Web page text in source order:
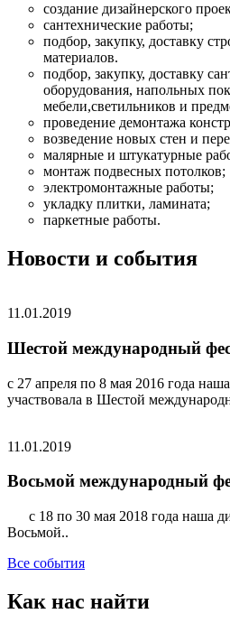
создание дизайнерского
сантехнические работы;
подбор, закупку, доставку
материалов.
подбор, закупку, доставку
оборудования, напольных
мебели,светильников и
проведение демонтажа
возведение новых стен и
малярные и штукатурные
монтаж подвесных потолков;
электромонтажные работы;
укладку плитки, ламината;
паркетные работы.
Новости и события
11.01.2019
Шестой международный
с 27 апреля по 8 мая 2016 года
участвовала в Шестой
11.01.2019
Восьмой международный
с 18 по 30 мая 2018 года наша
Восьмой..
Все события
Как нас найти